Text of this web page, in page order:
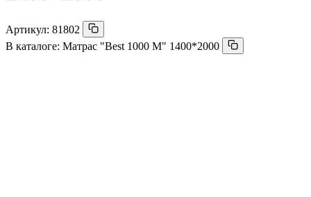
Артикул: 81802
В каталоге: Матрас "Best 1000 M" 1400*2000